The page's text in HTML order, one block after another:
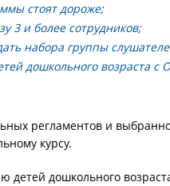
стоят дороже;
3 и более сотрудников;
набора группы
дошкольного возраста с
регламентов и
курсу.
дошкольного